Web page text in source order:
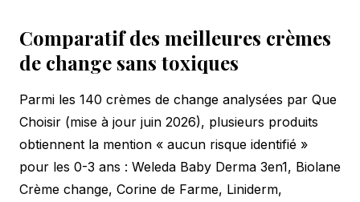
Comparatif des meilleures crèmes
de change sans toxiques
Parmi les 140 crèmes de change analysées par Que
Choisir (mise à jour juin 2026), plusieurs produits
obtiennent la mention « aucun risque identifié »
pour les 0-3 ans : Weleda Baby Derma 3en1, Biolane
Crème change, Corine de Farme, Liniderm,